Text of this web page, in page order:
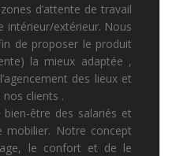
d’attente de travail
intérieur/extérieur. Nous
de proposer le produit
la mieux adaptée ,
des lieux et
clients .
bien-être des salariés et
mobilier. Notre concept
le confort et de le